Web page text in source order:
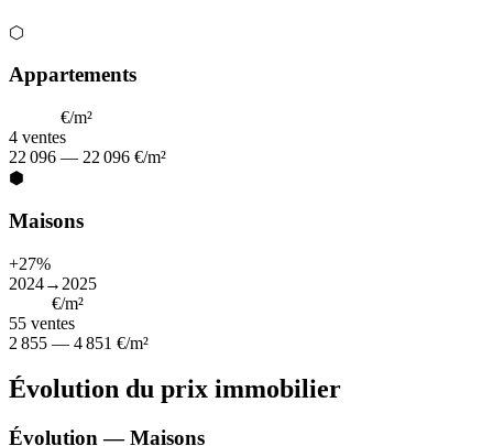
⬡
Appartements
€/m²
4 ventes
22 096 — 22 096 €/m²
⬢
Maisons
+27%
2024→2025
€/m²
55 ventes
2 855 — 4 851 €/m²
Évolution du prix immobilier
Évolution — Maisons